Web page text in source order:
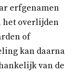
erfgenamen
het overlijden
of
kan daarna
van de